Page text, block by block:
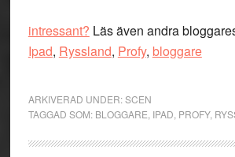
intressant? Läs även andra
Ipad, Ryssland, Profy, bloggare
ARKIVERAD UNDER:SCEN
TAGGAD SOM: BLOGGARE IPAD PROFY,